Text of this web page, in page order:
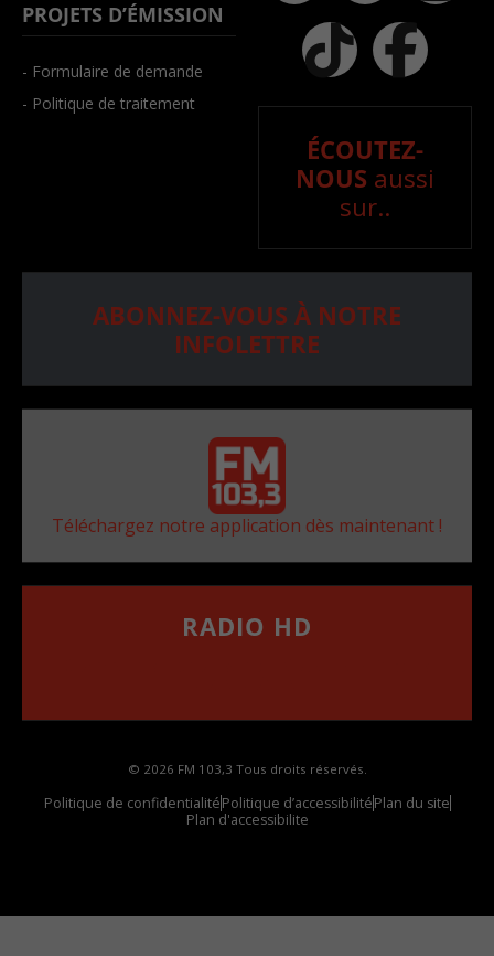
PROJETS D’ÉMISSION
- Formulaire de demande
- Politique de traitement
ÉCOUTEZ-
NOUS aussi
sur..
ABONNEZ-VOUS À NOTRE
INFOLETTRE
Téléchargez notre application dès maintenant !
RADIO HD
© 2026 FM 103,3 Tous droits réservés.
Politique de confidentialitéPolitique d’accessibilitéPlan du site
Plan d'accessibilite